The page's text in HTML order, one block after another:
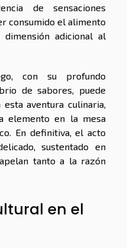
de sensaciones
consumido el alimento
adicional al
con su profundo
de sabores, puede
aventura culinaria,
elemento en la mesa
En definitiva, el acto
sustentado en
tanto a la razón
en el